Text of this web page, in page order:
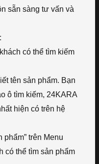
sẵn sàng tư vấn và
có thể tìm kiếm
tên sản phẩm. Bạn
ô tìm kiếm, 24KARA
hiện có trên hệ
phẩm” trên Menu
có thể tìm sản phẩm